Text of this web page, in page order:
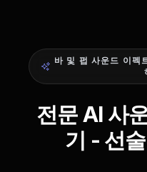
바 및 펍 사운드 이펙
전문 AI 사
기 - 선